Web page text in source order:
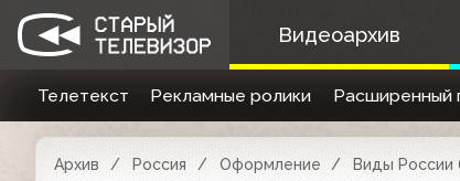
Видеоархив
Телетекст Рекламные ролики Расширенный
Архив Россия Оформление Виды России